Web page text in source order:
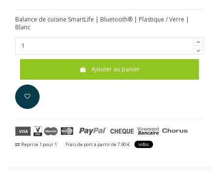
Balance de cuisine SmartLife | Bluetooth® | Plastique / Verre |
Blanc
Ajouter au panier
Reprise 1 pour 1 Frais de port à partir de 7.90 € infos